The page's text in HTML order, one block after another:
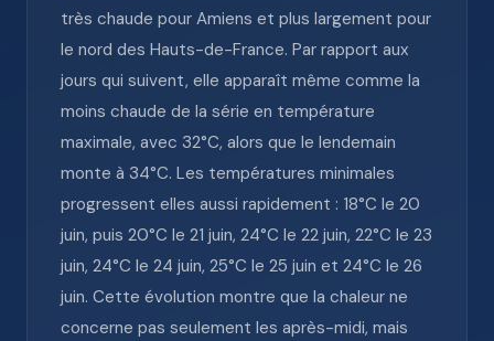
très chaude pour Amiens et plus largement pour
le nord des Hauts-de-France. Par rapport aux
jours qui suivent, elle apparaît même comme la
moins chaude de la série en température
maximale, avec 32°C, alors que le lendemain
monte à 34°C. Les températures minimales
progressent elles aussi rapidement : 18°C le 20
juin, puis 20°C le 21 juin, 24°C le 22 juin, 22°C le 23
juin, 24°C le 24 juin, 25°C le 25 juin et 24°C le 26
juin. Cette évolution montre que la chaleur ne
concerne pas seulement les après-midi, mais